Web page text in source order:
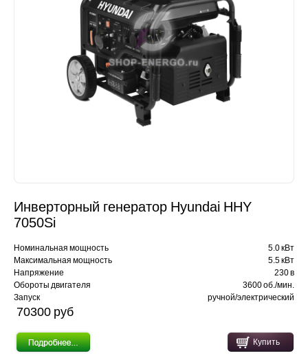
Инверторный генератор Hyundai HHY
7050Si
Номинальная мощность
5.0 кВт
Максимальная мощность
5.5 кВт
Напряжение
230 в
Обороты двигателя
3600 об./мин.
Запуск
ручной/электрический
70300 pуб
Купить